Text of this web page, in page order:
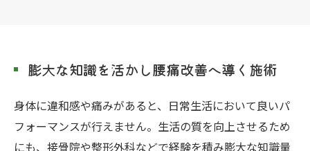
膨大な知識を活かし腰痛改善へ導く施術
身体に違和感や痛みがあると、日常生活において良いパ
フォーマンスが行えません。生活の質を向上させるため
にも、接骨院や整形外科などで経験を積み膨大な知識量